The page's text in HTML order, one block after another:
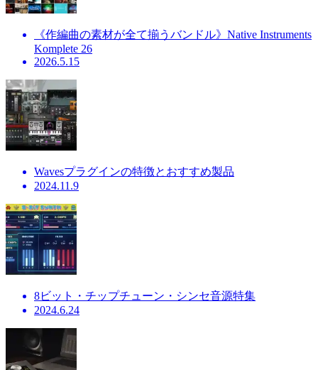
《作編曲の素材が全て揃うバンドル》Native Instruments
Komplete 26
2026.5.15
Wavesプラグインの特徴とおすすめ製品
2024.11.9
8ビット・チップチューン・シンセ音源特集
2024.6.24